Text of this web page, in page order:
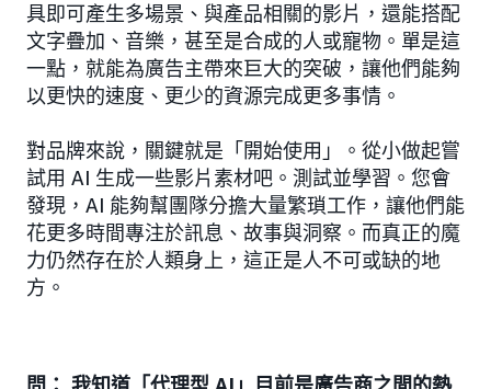
具即可產生多場景、與產品相關的影片，還能搭配
文字疊加、音樂，甚至是合成的人或寵物。單是這
一點，就能為廣告主帶來巨大的突破，讓他們能夠
以更快的速度、更少的資源完成更多事情。
對品牌來說，關鍵就是「開始使用」。從小做起嘗
試用 AI 生成一些影片素材吧。測試並學習。您會
發現，AI 能夠幫團隊分擔大量繁瑣工作，讓他們能
花更多時間專注於訊息、故事與洞察。而真正的魔
力仍然存在於人類身上，這正是人不可或缺的地
方。